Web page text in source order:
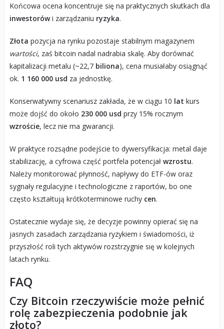
Końcowa ocena koncentruje się na praktycznych skutkach dla
inwestorówi zarządzaniu ryzyka.
Złota pozycja na rynku pozostaje stabilnym magazynem
wartości, zaś bitcoin nadal nadrabia skalę. Aby dorównać
kapitalizacji metalu (~22,7 biliona), cena musiałaby osiągnąć
ok. 1 160 000 usd za jednostkę.
Konserwatywny scenariusz zakłada, że w ciągu 10 lat kurs
może dojść do około 230 000 usd przy 15% rocznym
wzroście, lecz nie ma gwarancji.
W praktyce rozsądne podejście to dywersyfikacja: metal daje
stabilizację, a cyfrowa część portfela potencjał wzrostu.
Należy monitorować płynność, napływy do ETF-ów oraz
sygnały regulacyjne i technologiczne z raportów, bo one
często kształtują krótkoterminowe ruchy cen.
Ostatecznie wydaje się, że decyzje powinny opierać się na
jasnych zasadach zarządzania ryzykiem i świadomości, iż
przyszłość roli tych aktywów rozstrzygnie się w kolejnych
latach rynku.
FAQ
Czy Bitcoin rzeczywiście może pełnić
rolę zabezpieczenia podobnie jak
złoto?